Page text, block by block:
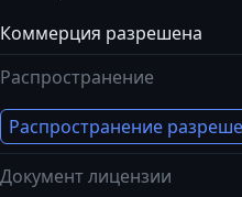
Коммерция разрешена
Распространение
Распространение
Документ лицензии